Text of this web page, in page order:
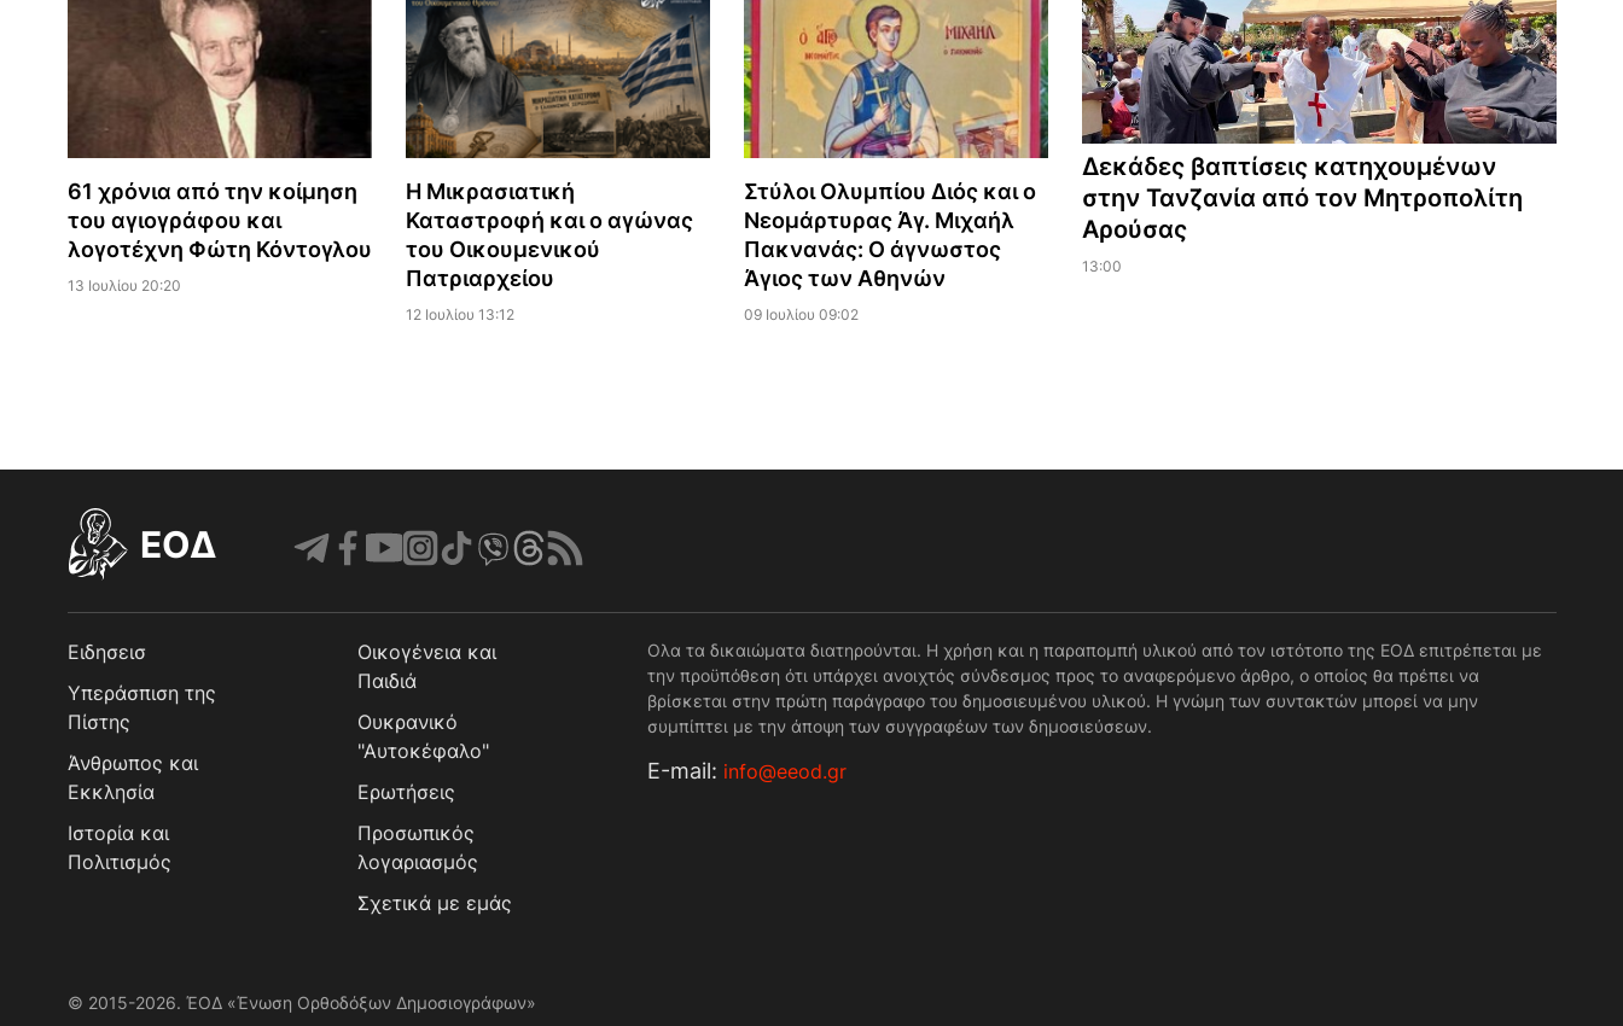
61 χρόνια από την κοίμηση
του αγιογράφου και
λογοτέχνη Φώτη Κόντογλου
13 Ιουλίου 20:20
Η Μικρασιατική
Καταστροφή και ο αγώνας
του Οικουμενικού
Πατριαρχείου
12 Ιουλίου 13:12
Στύλοι Ολυμπίου Διός και ο
Νεομάρτυρας Άγ. Μιχαήλ
Πακνανάς: Ο άγνωστος
Άγιος των Αθηνών
09 Ιουλίου 09:02
Δεκάδες βαπτίσεις κατηχουμένων
στην Τανζανία από τον Μητροπολίτη
Αρούσας
13:00
EOΔ
Ειδησεισ
Υπεράσπιση της
Πίστης
Άνθρωπος και
Εκκλησία
Ιστορία και
Πολιτισμός
Οικογένεια και
Παιδιά
Ουκρανικό
"Αυτοκέφαλο"
Ερωτήσεις
Προσωπικός
λογαριασμός
Σχετικά με εμάς
Ολα τα δικαιώματα διατηρούνται. Η χρήση και η παραπομπή υλικού από τον ιστότοπο της ΕΟΔ επιτρέπεται με
την προϋπόθεση ότι υπάρχει ανοιχτός σύνδεσμος προς το αναφερόμενο άρθρο, ο οποίος θα πρέπει να
βρίσκεται στην πρώτη παράγραφο του δημοσιευμένου υλικού. Η γνώμη των συντακτών μπορεί να μην
συμπίπτει με την άποψη των συγγραφέων των δημοσιεύσεων.
Е-mail: info@eeod.gr
© 2015-2026. ΈΟΔ «Ένωση Ορθοδόξων Δημοσιογράφων»